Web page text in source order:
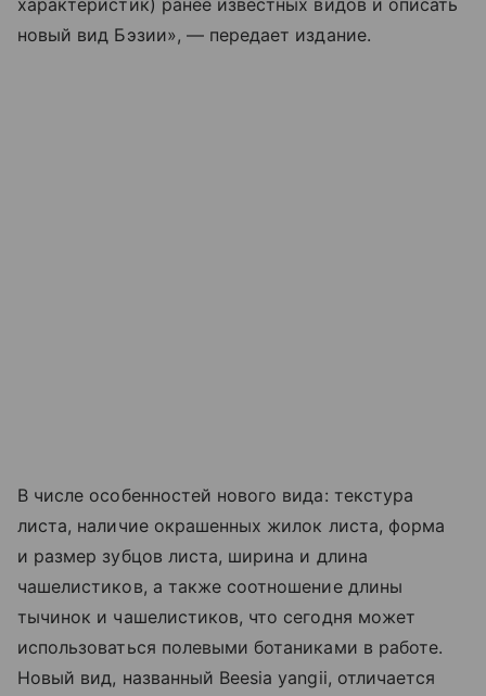
характеристик) ранее известных видов и описать
новый вид Бэзии», — передает издание.
В числе особенностей нового вида: текстура
листа, наличие окрашенных жилок листа, форма
и размер зубцов листа, ширина и длина
чашелистиков, а также соотношение длины
тычинок и чашелистиков, что сегодня может
использоваться полевыми ботаниками в работе.
Новый вид, названный Beesia yangii, отличается